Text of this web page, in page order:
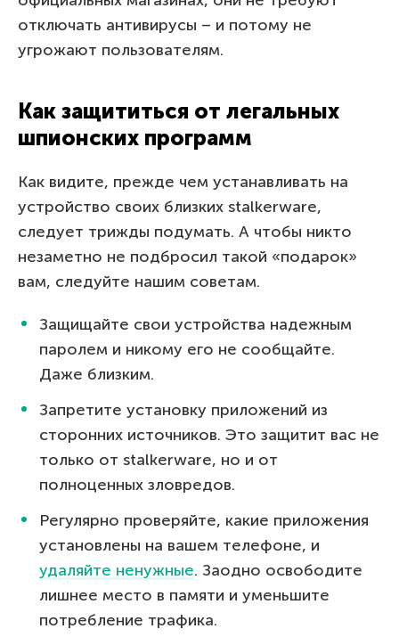
отключать антивирусы – и потому не
угрожают пользователям.
Как защититься от легальных
шпионских программ
Как видите, прежде чем устанавливать на
устройство своих близких stalkerware,
следует трижды подумать. А чтобы никто
незаметно не подбросил такой «подарок»
вам, следуйте нашим советам.
Защищайте свои устройства надежным
паролем и никому его не сообщайте.
Даже близким.
Запретите установку приложений из
сторонних источников. Это защитит вас не
только от stalkerware, но и от
полноценных зловредов.
Регулярно проверяйте, какие приложения
установлены на вашем телефоне, и
удаляйте ненужные. Заодно освободите
лишнее место в памяти и уменьшите
потребление трафика.